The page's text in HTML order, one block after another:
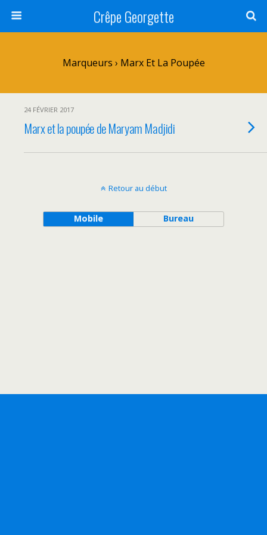
Crêpe Georgette
Marqueurs › Marx Et La Poupée
24 FÉVRIER 2017
Marx et la poupée de Maryam Madjidi
Retour au début
Mobile Bureau